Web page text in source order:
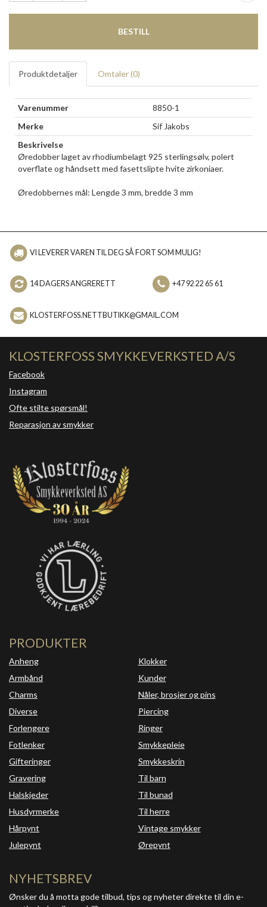
BESTILL
Produktdetaljer Omtaler (0)
Varenummer
8850-1
Merke
Sif Jakobs
Beskrivelse
Øredobber laget av rhodiumbelagt 925 sterlingsølv, polert
overflate og håndsett med fasettslipte hvite zirkoniaer.
Øredobbernes mål: Lengde 3 mm, bredde 3 mm
VI LEVERER VAREN TIL DEG SÅ FORT SOM MULIG!
14 DAGERS ANGRERETT +47 92 22 65 61
KLOSTERFOSS.NETTBUTIKK@GMAIL.COM
KLOSTERFOSS SMYKKEVERKSTED A/S
Facebook
Instagram
Ofte stilte spørsmål!
Reparasjon av smykker
PRODUKTER
Anheng
Armbånd
Charms
Diverse
Forlengere
Fotlenker
Gifteringer
Gravering
Halskjeder
Husdyrmerke
Hårpynt
Julepynt
Klokker
Kunder
Nåler, brosjer og pins
Piercing
Ringer
Smykkepleie
Smykkeskrin
Til barn
Til bunad
Til herre
Vintage smykker
Ørepynt
NYHETSBREV
Ønsker du å motta gode tilbud, tips og nyheter direkte til din e-